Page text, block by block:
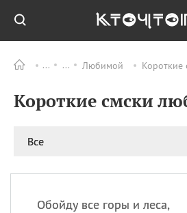
Любимой Короткие
Короткие смски
Все
Обойду все горы и леса,
06.08